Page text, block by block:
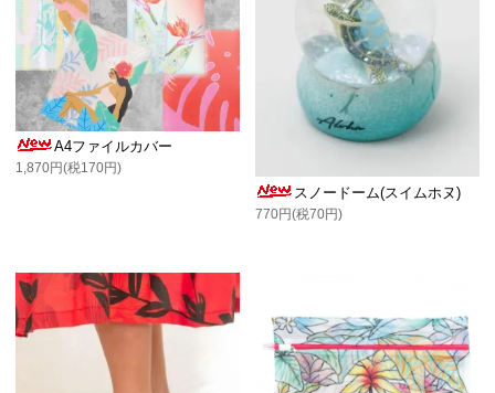
A4ファイルカバー
1,870円(税170円)
スノードーム(スイムホヌ)
770円(税70円)